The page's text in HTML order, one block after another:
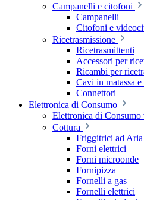
Campanelli e citofoni
Campanelli
Citofoni e
Ricetrasmissione
Ricetrasmittenti
Accessori per
Ricambi per
Cavi in matassa
Connettori
Elettronica di Consumo
Elettronica di Consumo
Cottura
Friggitrici ad Aria
Forni elettrici
Forni microonde
Fornipizza
Fornelli a gas
Fornelli elettrici